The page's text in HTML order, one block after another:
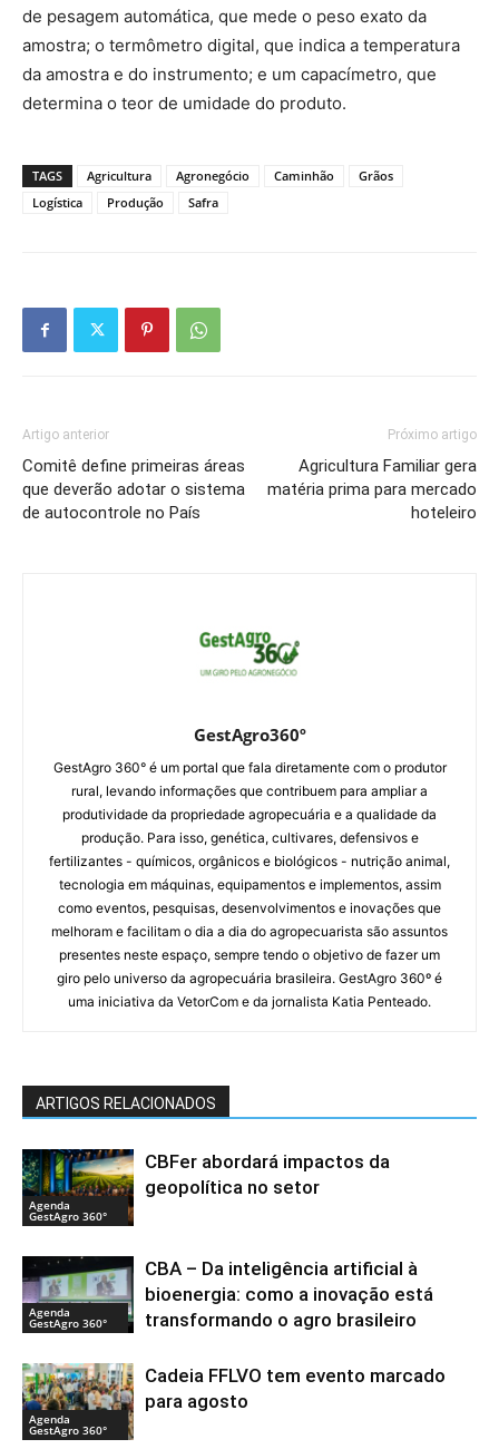
de pesagem automática, que mede o peso exato da
amostra; o termômetro digital, que indica a temperatura
da amostra e do instrumento; e um capacímetro, que
determina o teor de umidade do produto.
TAGS Agricultura Agronegócio Caminhão
Grãos
Logística
Produção Safra
Artigo anterior
Comitê define primeiras áreas
que deverão adotar o sistema
de autocontrole no País
Próximo artigo
Agricultura Familiar gera
matéria prima para mercado
hoteleiro
GestAgro360º
GestAgro 360° é um portal que fala diretamente com o produtor
rural, levando informações que contribuem para ampliar a
produtividade da propriedade agropecuária e a qualidade da
produção. Para isso, genética, cultivares, defensivos e
fertilizantes - químicos, orgânicos e biológicos - nutrição animal,
tecnologia em máquinas, equipamentos e implementos, assim
como eventos, pesquisas, desenvolvimentos e inovações que
melhoram e facilitam o dia a dia do agropecuarista são assuntos
presentes neste espaço, sempre tendo o objetivo de fazer um
giro pelo universo da agropecuária brasileira. GestAgro 360º é
uma iniciativa da VetorCom e da jornalista Katia Penteado.
ARTIGOS RELACIONADOS
Agenda
GestAgro 360°
CBFer abordará impactos da
geopolítica no setor
Agenda
GestAgro 360°
CBA – Da inteligência artificial à
bioenergia: como a inovação está
transformando o agro brasileiro
Agenda
GestAgro 360°
Cadeia FFLVO tem evento marcado
para agosto